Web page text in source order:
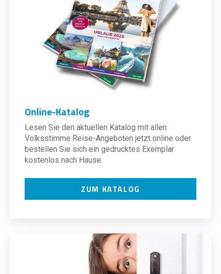
Online-Katalog
Lesen Sie den aktuellen Katalog mit allen
Volksstimme Reise-Angeboten jetzt online oder
bestellen Sie sich ein gedrucktes Exemplar
kostenlos nach Hause.
ZUM KATALOG